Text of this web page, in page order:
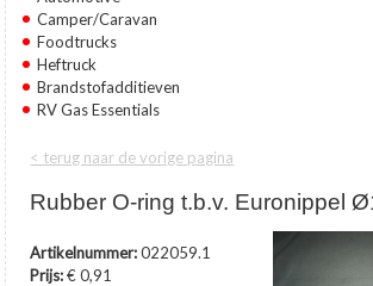
Camper/Caravan
Foodtrucks
Heftruck
Brandstofadditieven
RV Gas Essentials
< terug naar de vorige pagina
Rubber O-ring t.b.v. Euronippel
Artikelnummer:022059.1
Prijs: € 0,91